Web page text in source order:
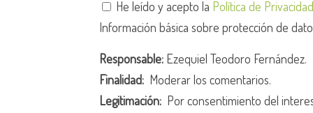
He leído y acepto la Política de
Información básica sobre protección de
Responsable: Ezequiel Teodoro Fernández.
Finalidad: Moderar los comentarios.
Legitimación: Por consentimiento del